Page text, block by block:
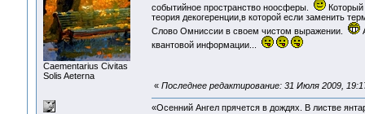
Сaementarius Civitas
Solis Aeterna
событийное пространство ноосферы.
Который
теория декогеренции,в которой если заменить
Слово Омниссии в своем чистом выражении.
квантовой информации...
« Последнее редактирование: 31 Июля 2009,
«Осенний Ангел прячется в дождях. В листве